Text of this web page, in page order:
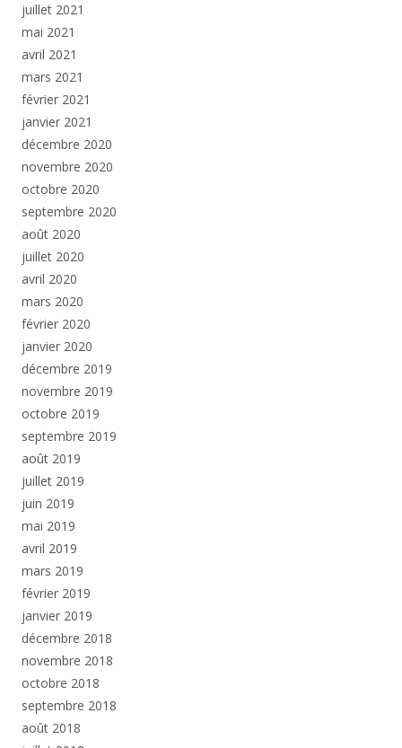
juillet 2021
mai 2021
avril 2021
mars 2021
février 2021
janvier 2021
décembre 2020
novembre 2020
octobre 2020
septembre 2020
août 2020
juillet 2020
avril 2020
mars 2020
février 2020
janvier 2020
décembre 2019
novembre 2019
octobre 2019
septembre 2019
août 2019
juillet 2019
juin 2019
mai 2019
avril 2019
mars 2019
février 2019
janvier 2019
décembre 2018
novembre 2018
octobre 2018
septembre 2018
août 2018